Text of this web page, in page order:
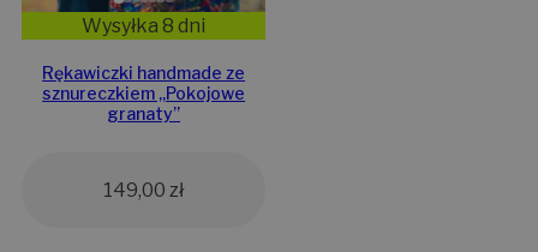
Wysyłka 8 dni
Rękawiczki handmade ze
sznureczkiem ,,Pokojowe
granaty”
149,00 zł